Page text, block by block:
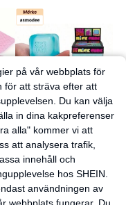
83kr
på vår webbplats för
för att sträva efter att
Du kan välja
in dina kakpreferenser
alla" kommer vi att
att analysera trafik,
innehåll och
hos SHEIN.
användningen av